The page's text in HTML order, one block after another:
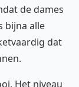
de dames
bijna alle
dat
Het niveau